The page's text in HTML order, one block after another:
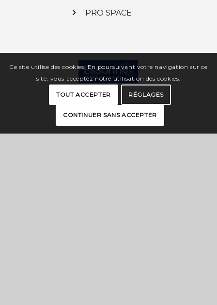
PRO SPACE
Ce site utilise des cookies. En poursuivant votre navigation sur ce
site, vous acceptez notre utilisation des cookies.
TOUT ACCEPTER RÉGLAGES
CONTINUER SANS ACCEPTER